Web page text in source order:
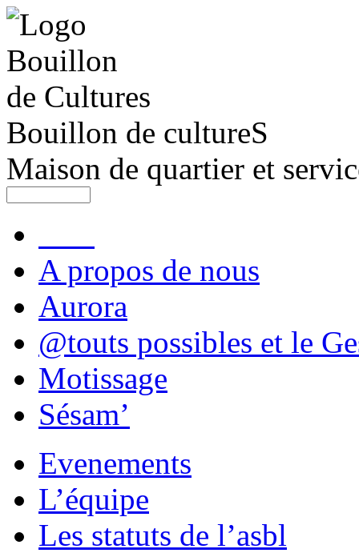
Bouillon de cultureS
Maison de quartier et
A propos de nous
Aurora
@touts possibles et le
Motissage
Sésam’
Evenements
L’équipe
Les statuts de l’asbl